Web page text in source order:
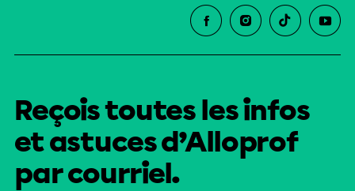
Reçois toutes les infos
et astuces d’Alloprof
par courriel.